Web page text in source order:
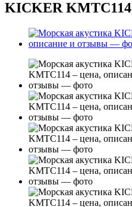
KICKER KMTC114